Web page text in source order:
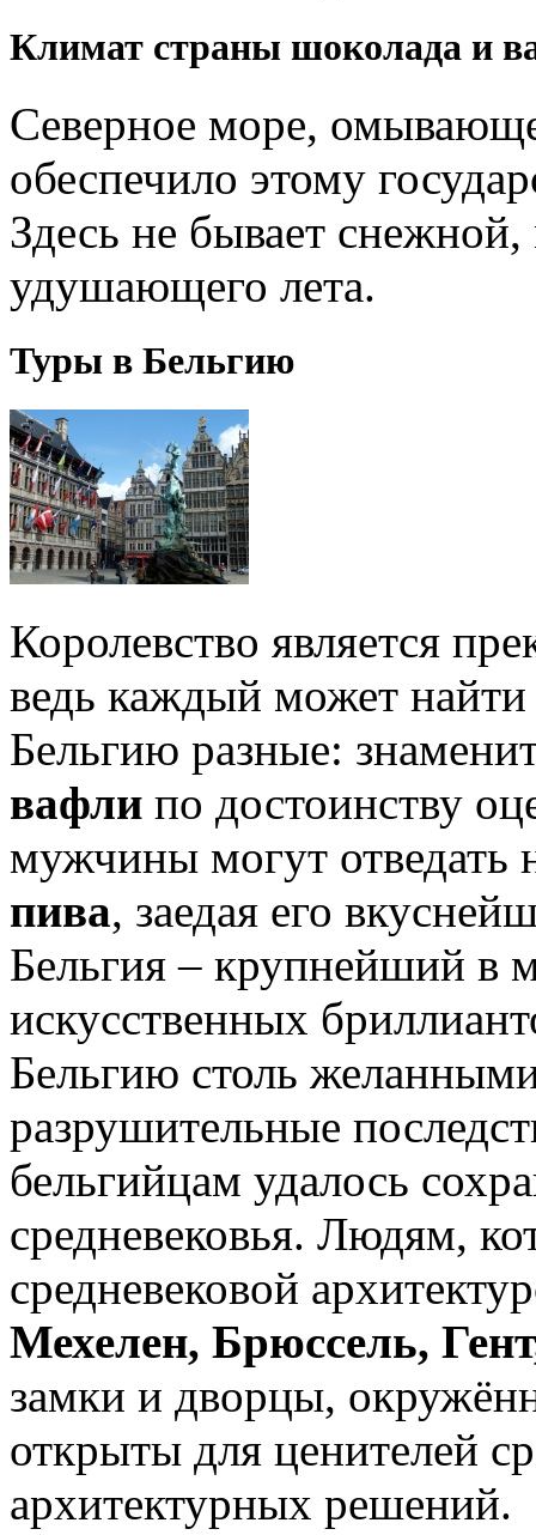
Климат страны шоколада и
Северное море,
обеспечило этому
Здесь не бывает
удушающего лета.
Туры в Бельгию
Королевство является
ведь каждый может
Бельгию разные:
вафли по достоинству
мужчины могут отведать
пива, заедая его
Бельгия – крупнейший в
искусственных
Бельгию столь
разрушительные
бельгийцам удалось
средневековья. Людям,
средневековой
Мехелен, Брюссель,
замки и дворцы,
открыты для ценителей
архитектурных решений.